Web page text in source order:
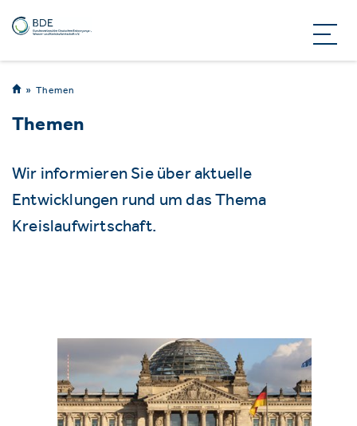
Themen
Themen
Wir informieren Sie über aktuelle
Entwicklungen rund um das Thema
Kreislaufwirtschaft.